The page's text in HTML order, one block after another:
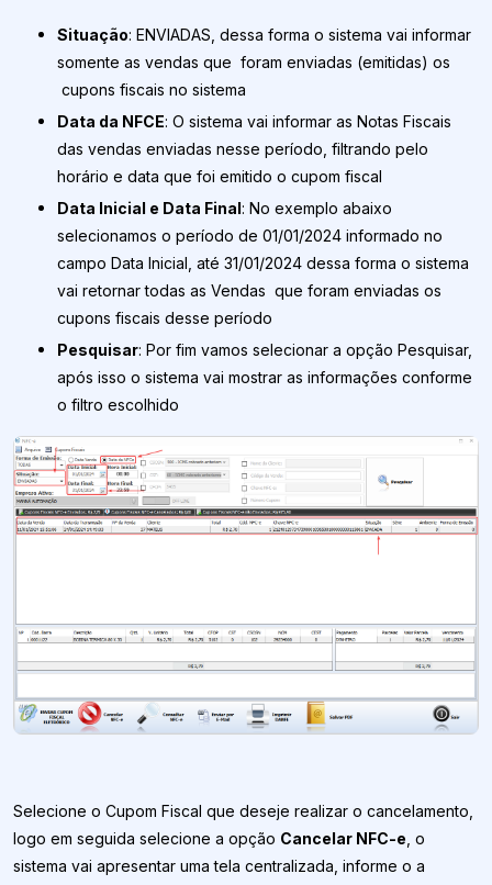
Situação: ENVIADAS, dessa forma o sistema vai informar
somente as vendas que foram enviadas (emitidas) os
cupons fiscais no sistema
Data da NFCE: O sistema vai informar as Notas Fiscais
das vendas enviadas nesse período, filtrando pelo
horário e data que foi emitido o cupom fiscal
Data Inicial e Data Final: No exemplo abaixo
selecionamos o período de 01/01/2024 informado no
campo Data Inicial, até 31/01/2024 dessa forma o sistema
vai retornar todas as Vendas que foram enviadas os
cupons fiscais desse período
Pesquisar: Por fim vamos selecionar a opção Pesquisar,
após isso o sistema vai mostrar as informações conforme
o filtro escolhido
Selecione o Cupom Fiscal que deseje realizar o cancelamento,
logo em seguida selecione a opção Cancelar NFC-e , o
sistema vai apresentar uma tela centralizada, informe o a